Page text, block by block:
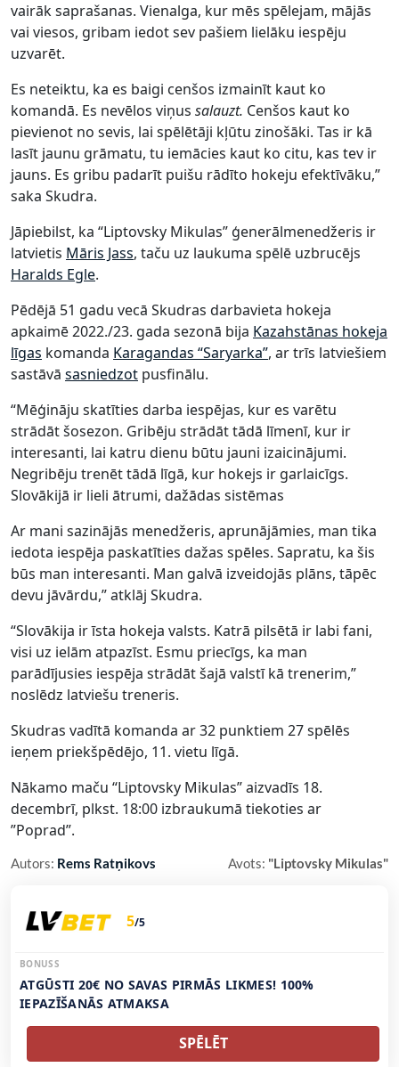
vairāk saprašanas. Vienalga, kur mēs spēlejam, mājās
vai viesos, gribam iedot sev pašiem lielāku iespēju
uzvarēt.
Es neteiktu, ka es baigi cenšos izmainīt kaut ko
komandā. Es nevēlos viņus salauzt. Cenšos kaut ko
pievienot no sevis, lai spēlētāji kļūtu zinošāki. Tas ir kā
lasīt jaunu grāmatu, tu iemācies kaut ko citu, kas tev ir
jauns. Es gribu padarīt puišu rādīto hokeju efektīvāku,”
saka Skudra.
Jāpiebilst, ka “Liptovsky Mikulas” ģenerālmenedžeris ir
latvietis Māris Jass, taču uz laukuma spēlē uzbrucējs
Haralds Egle.
Pēdējā 51 gadu vecā Skudras darbavieta hokeja
apkaimē 2022./23. gada sezonā bija Kazahstānas hokeja
līgas komanda Karagandas “Saryarka”, ar trīs latviešiem
sastāvā sasniedzot pusfinālu.
“Mēģināju skatīties darba iespējas, kur es varētu
strādāt šosezon. Gribēju strādāt tādā līmenī, kur ir
interesanti, lai katru dienu būtu jauni izaicinājumi.
Negribēju trenēt tādā līgā, kur hokejs ir garlaicīgs.
Slovākijā ir lieli ātrumi, dažādas sistēmas
Ar mani sazinājās menedžeris, aprunājāmies, man tika
iedota iespēja paskatīties dažas spēles. Sapratu, ka šis
būs man interesanti. Man galvā izveidojās plāns, tāpēc
devu jāvārdu,” atklāj Skudra.
“Slovākija ir īsta hokeja valsts. Katrā pilsētā ir labi fani,
visi uz ielām atpazīst. Esmu priecīgs, ka man
parādījusies iespēja strādāt šajā valstī kā trenerim,”
noslēdz latviešu treneris.
Skudras vadītā komanda ar 32 punktiem 27 spēlēs
ieņem priekšpēdējo, 11. vietu līgā.
Nākamo maču “Liptovsky Mikulas” aizvadīs 18.
decembrī, plkst. 18:00 izbraukumā tiekoties ar
”Poprad”.
Autors: Rems Ratņikovs Avots: "Liptovsky Mikulas"
5/5
BONUSS
ATGŪSTI 20€ NO SAVAS PIRMĀS LIKMES! 100%
IEPAZĪŠANĀS ATMAKSA
SPĒLĒT